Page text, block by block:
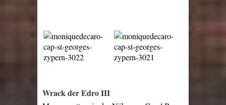
Wrack der Edro III